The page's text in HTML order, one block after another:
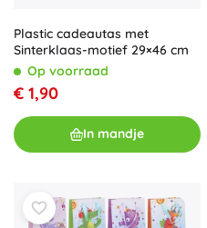
Plastic cadeautas met
Sinterklaas-motief 29×46 cm
Op voorraad
€ 1,90
In mandje